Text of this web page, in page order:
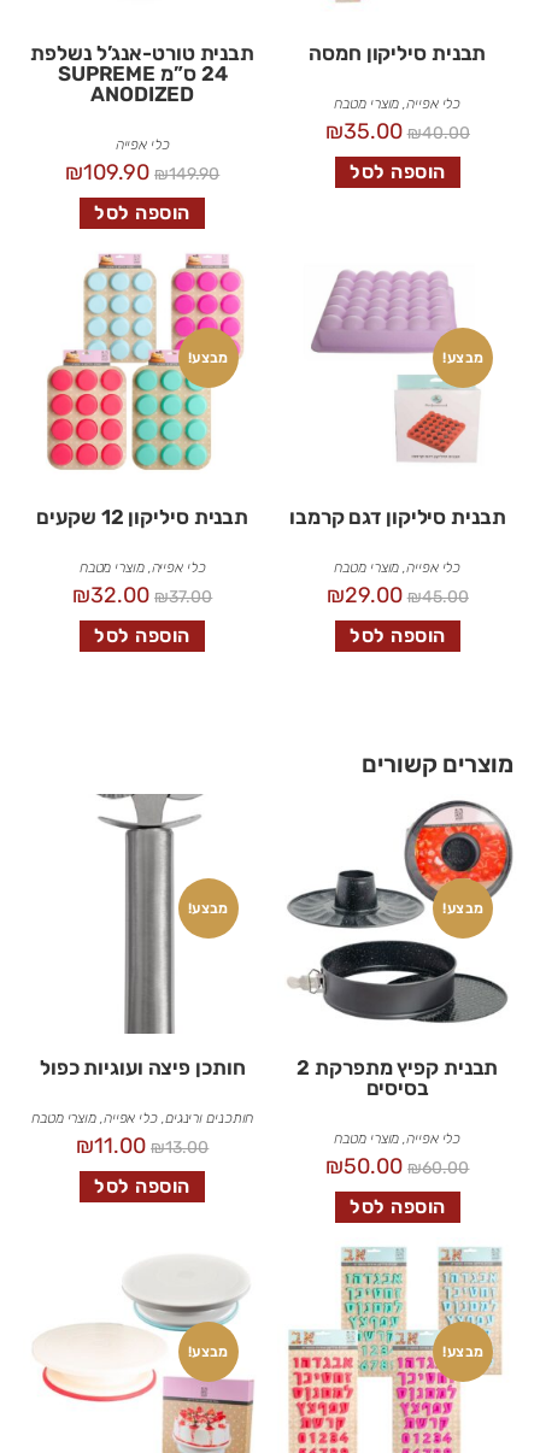
תבנית סיליקון חמסה
כלי אפייה, מוצרי מטבח
₪40.00
₪35.00
הוספה לסל
תבנית טורט-אנג’ל נשלפת
24 ס”מ SUPREME
ANODIZED
כלי אפייה
₪149.90
₪109.90
הוספה לסל
מבצע!
תבנית סיליקון דגם קרמבו
כלי אפייה, מוצרי מטבח
₪45.00
₪29.00
הוספה לסל
מבצע!
תבנית סיליקון 12 שקעים
כלי אפייה,מוצרי מטבח
₪37.00
₪32.00
הוספה לסל
מוצרים קשורים
מבצע!
תבנית קפיץ מתפרקת 2
בסיסים
כלי אפייה, מוצרי מטבח
₪60.00
₪50.00
הוספה לסל
מבצע!
חותכן פיצה ועוגיות כפול
חותכנים ורינגים כלי אפייה מוצרי מטבח
₪13.00
₪11.00
הוספה לסל
מבצע! מבצע!